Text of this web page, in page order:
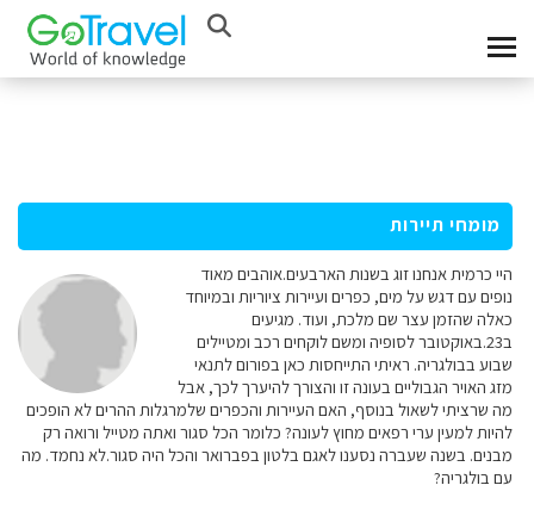
מומחי תיירות
היי כרמית אנחנו זוג בשנות הארבעים.אוהבים מאוד
נופים עם דגש על מים, כפרים ועיירות ציוריות ובמיוחד
כאלה שהזמן עצר שם מלכת, ועוד. מגיעים
ב23.באוקטובר לסופיה ומשם לוקחים רכב ומטיילים
שבוע בבולגריה. ראיתי התייחסות כאן בפורום לתנאי
מזג האויר הגבוליים בעונה זו והצורך להיערך לכך, אבל
מה שרציתי לשאול בנוסף, האם העיירות והכפרים שלמרגלות ההרים לא הופכים
להיות למעין ערי רפאים מחוץ לעונה? כלומר הכל סגור ואתה מטייל ורואה רק
מבנים. בשנה שעברה נסענו לאגם בלטון בפברואר והכל היה סגור.לא נחמד. מה
עם בולגריה?